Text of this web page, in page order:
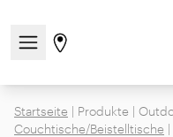
Navigationsmenü
Gehen Sie zur
Startseite | Produkte |
Couchtische/Beistelltische |